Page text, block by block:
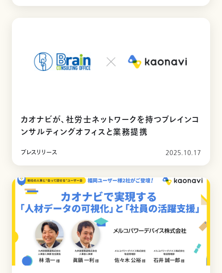
カオナビが、社労士ネットワークを持つブレインコ
ンサルティングオフィスと業務提携
プレスリリース 2025.10.17